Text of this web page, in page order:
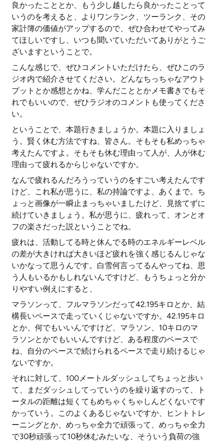
良かったこととか、もう少し越したら良かったことって
いうのを考えると、よりワンランク、ツーランク、その
家計簿の価値がアップするので、ぜひ合わせてやってみ
てほしいですし、いつも聞いていただいてありがとうご
ざいますということで。
こんな感じで、ぜひコメントいただけたら、ぜひこのラ
ジオ内で紹介させてください。どんなちっちゃなアウト
プットとか感想とかね、学んだこととかメモ書きでもそ
れでもいいので、ぜひラジオのコメントも使ってくださ
い。
ということで、本題行きましょうか。本題に入りましょ
う。賢く休む方法ですね、皆さん。そもそも私めっちゃ
考えたんですよ。そもそも休む理由って人が、人が休む
理由って疲れるからじゃないですか。
なんで疲れるんだろうっていうのをすごい考えたんです
けど、これ私が思うに、私の持論ですよ、あくまで。ち
ょっと画像が一瞬止まっちゃいましたけど、見捨てずに
続けていきましょう。私が思うに、疲れって、オンとオ
フの楽さだった説ということでね。
疲れは、活動してる時と休んでる時のエネルギーレベル
の差が大きければ大きいほど疲れを強く感じるんじゃな
いかなって思うんです。白雪何言ってるんやってね、思
う人もいるかもしれないんですけど、もうちょっと分か
りやすい例えにすると、
マラソンって、フルマラソンだって42.195キロとか、結
構長いペースで走っていくじゃないですか。42.195キロ
とか、何でもいいんですけど、マラソン、10キロのマ
ラソンとかでもいいんですけど、ある程度のペースで
ね、自分のペースで続けられるペースで走り続けるじゃ
ないですか。
それに対して、100メートルダッシュしてちょっと歩い
て、まだダッシュしてっていうのを繰り返すのって、ト
ータルの距離は短くてもめちゃくちゃしんどくないです
かっていう。このよくあるじゃないですか、ヒントトレ
ーニングとか、めっちゃ全力で頑張って、めっちゃ全力
で30秒頑張って10秒休むみたいな、そういう負荷の強